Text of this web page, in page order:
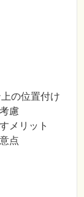
の位置付け
慮
メリット
点